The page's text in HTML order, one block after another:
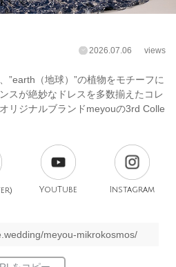
2026.07.06 views
”earth（地球）”の植物をモチーフに
スが絶妙なドレスを多数揃えたコレ
リジナルブランドmeyouの3rd Colle
YouTube Instagram
meyou-mikrokosmos/